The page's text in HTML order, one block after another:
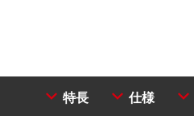
特長 仕様